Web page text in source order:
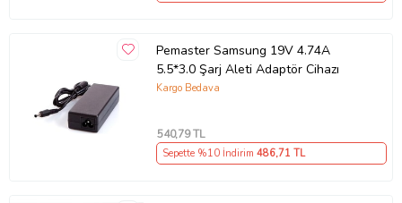
Pemaster Samsung 19V 4.74A
5.5*3.0 Şarj Aleti Adaptör Cihazı
Kargo Bedava
540,79 TL
Sepette %10 İndirim 486,71 TL